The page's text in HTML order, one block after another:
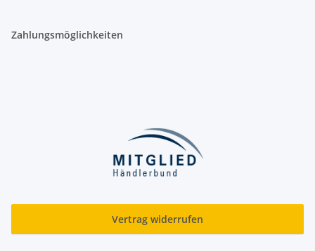
Zahlungsmöglichkeiten
Vertrag widerrufen